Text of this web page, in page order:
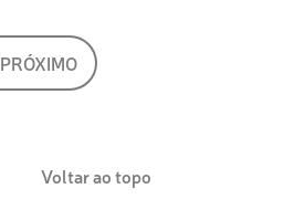
PRÓXIMO
Voltar ao topo